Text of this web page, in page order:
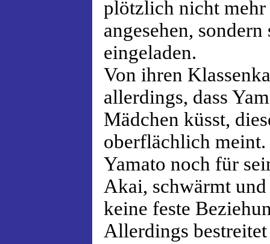
plötzlich nicht
angesehen,
eingeladen.
Von ihren
allerdings, dass
Mädchen küsst,
oberflächlich
Yamato noch für
Akai, schwärmt
keine feste
Allerdings